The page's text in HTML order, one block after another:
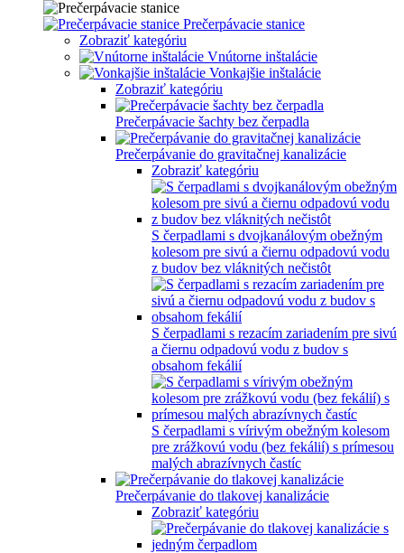
Prečerpávacie stanice
Zobraziť kategóriu
Vnútorne inštalácie
Vonkajšie inštalácie
Zobraziť kategóriu
Prečerpávacie šachty bez čerpadla
Prečerpávanie do gravitačnej kanalizácie
Zobraziť kategóriu
S čerpadlami s dvojkanálovým obežným
kolesom pre sivú a čiernu odpadovú vodu
z budov bez vláknitých nečistôt
S čerpadlami s rezacím zariadením pre sivú
a čiernu odpadovú vodu z budov s
obsahom fekálií
S čerpadlami s vírivým obežným kolesom
pre zrážkovú vodu (bez fekálií) s prímesou
malých abrazívnych častíc
Prečerpávanie do tlakovej kanalizácie
Zobraziť kategóriu